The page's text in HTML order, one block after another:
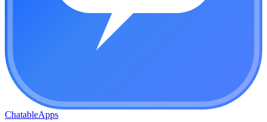
ChatableApps